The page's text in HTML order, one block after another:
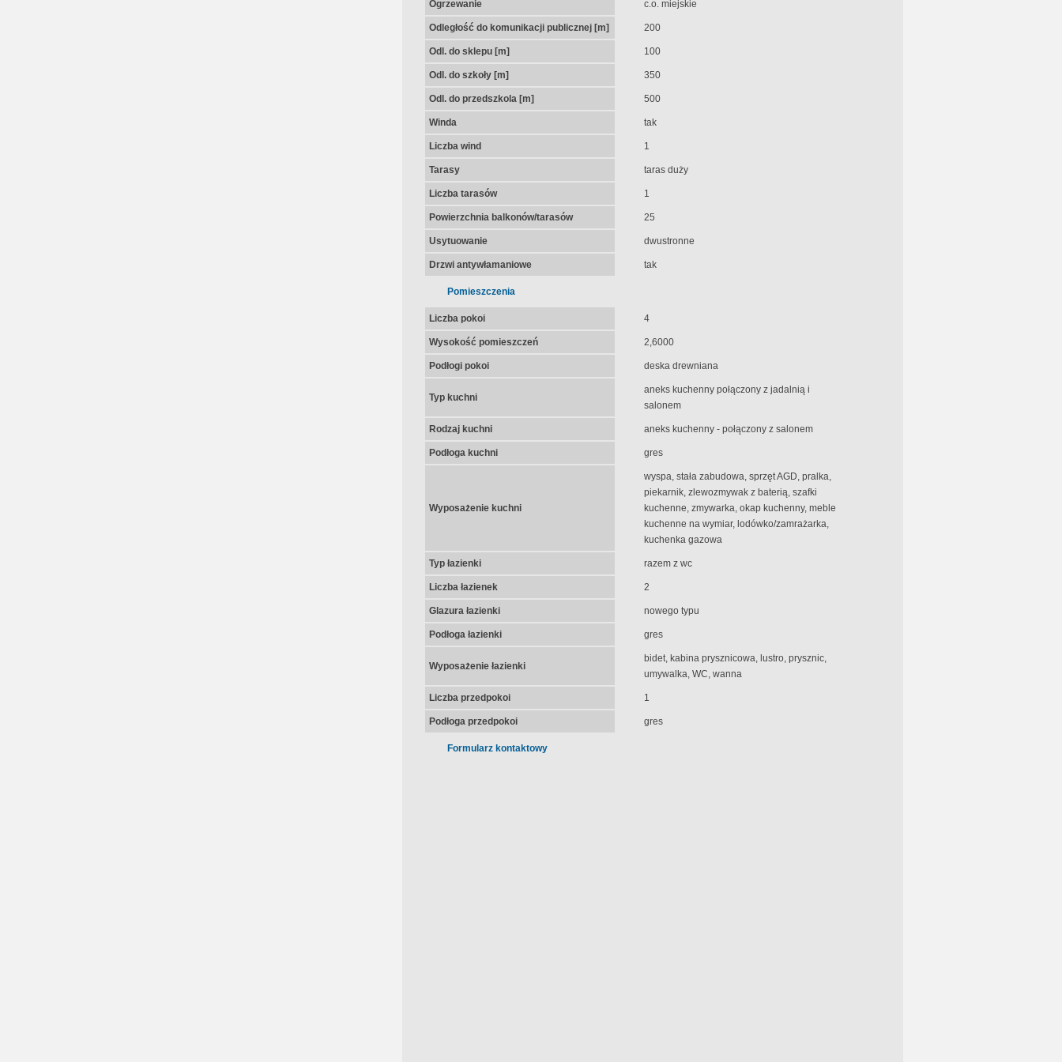
Ogrzewanie c.o. miejskie
Odległość do komunikacji publicznej [m] 200
Odl. do sklepu [m] 100
Odl. do szkoły [m] 350
Odl. do przedszkola [m] 500
Winda tak
Liczba wind 1
Tarasy taras duży
Liczba tarasów 1
Powierzchnia balkonów/tarasów 25
Usytuowanie dwustronne
Drzwi antywłamaniowe tak
Pomieszczenia
Liczba pokoi 4
Wysokość pomieszczeń 2,6000
Podłogi pokoi deska drewniana
Typ kuchni
aneks kuchenny połączony z jadalnią i
salonem
Rodzaj kuchni aneks kuchenny - połączony z salonem
Podłoga kuchni gres
Wyposażenie kuchni
wyspa, stała zabudowa, sprzęt AGD, pralka,
piekarnik, zlewozmywak z baterią, szafki
kuchenne, zmywarka, okap kuchenny, meble
kuchenne na wymiar, lodówko/zamrażarka,
kuchenka gazowa
Typ łazienki razem z wc
Liczba łazienek 2
Glazura łazienki nowego typu
Podłoga łazienki gres
Wyposażenie łazienki
bidet, kabina prysznicowa, lustro, prysznic,
umywalka, WC, wanna
Liczba przedpokoi 1
Podłoga przedpokoi gres
Formularz kontaktowy